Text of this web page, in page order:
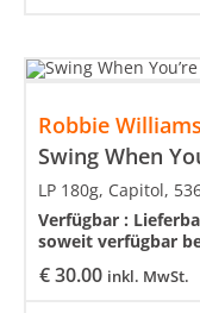
Robbie Williams
Swing When
€30.00 inkl. MwSt.
LP 180g, Capitol,
Verfügbar :
soweit verfügbar